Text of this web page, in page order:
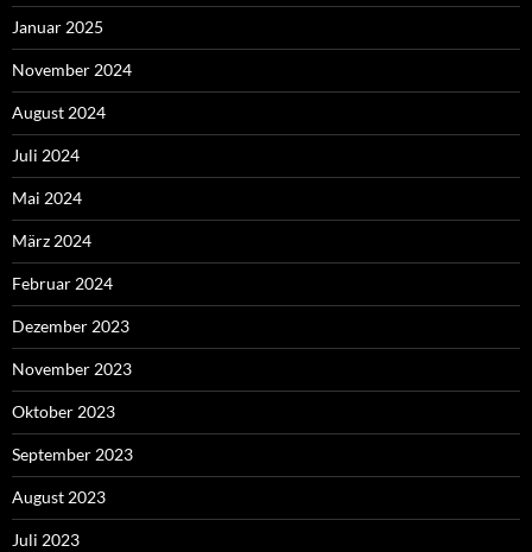
Januar 2025
November 2024
August 2024
Juli 2024
Mai 2024
März 2024
Februar 2024
Dezember 2023
November 2023
Oktober 2023
September 2023
August 2023
Juli 2023